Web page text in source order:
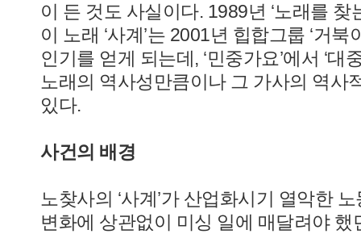
이 든 것도 사실이다. 1989년 ‘노래를 찾
이 노래 ‘사계’는 2001년 힙합그룹 ‘거
인기를 얻게 되는데, ‘민중가요’에서 ‘대
노래의 역사성만큼이나 그 가사의 역사
있다.
사건의 배경
노찾사의 ‘사계’가 산업화시기 열악한
변화에 상관없이 미싱 일에 매달려야